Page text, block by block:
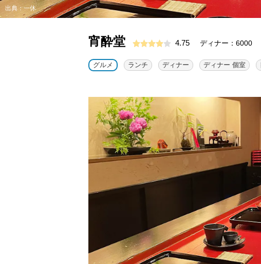
出典：一休
宵酔堂 4.75 ディナー：6000
グルメ ランチ ディナー ディナー 個室